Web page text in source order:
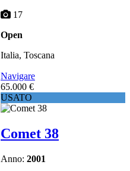
17
Open
Italia, Toscana
Navigare
65.000 €
USATO
Comet 38
Anno: 2001